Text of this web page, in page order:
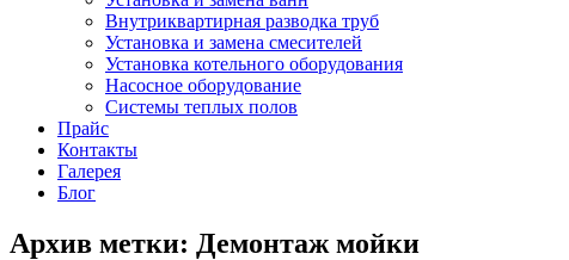
Внутриквартирная разводка труб
Установка и замена смесителей
Установка котельного оборудования
Насосное оборудование
Системы теплых полов
Прайс
Контакты
Галерея
Блог
Архив метки: Демонтаж мойки